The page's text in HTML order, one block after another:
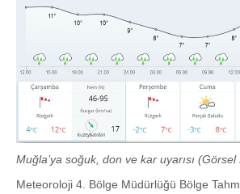
Muğla’ya soğuk, don ve kar uyarısı (Görsel
Meteoroloji 4. Bölge Müdürlüğü Bölge